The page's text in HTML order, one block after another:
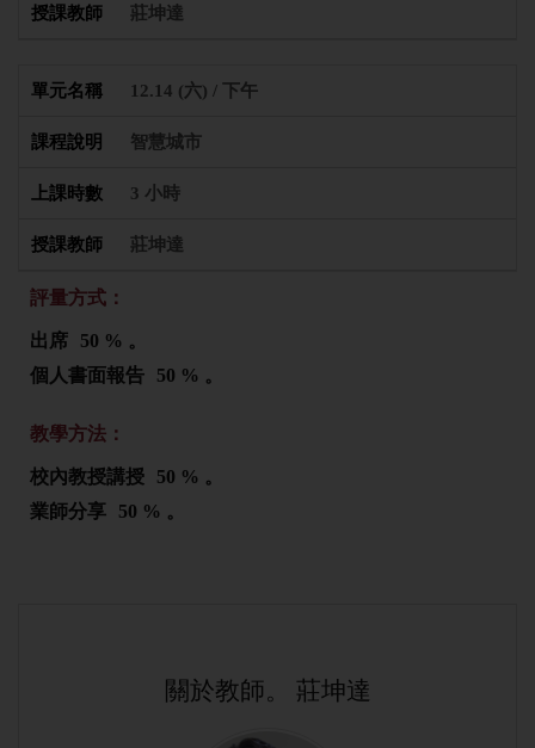
莊坤達
12.14 (六) / 下午
智慧城市
3 小時
莊坤達
評量方式：
出席
50 % 。
個人書面報告
50 % 。
教學方法：
校內教授講授
50 % 。
業師分享
50 % 。
關於教師。 莊坤達